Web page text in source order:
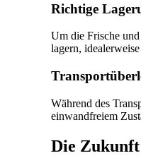
Richtige
Um die Frische
lagern,
Während des
einwandfreiem
Die Zukunft